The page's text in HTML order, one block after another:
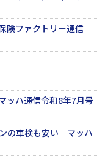
険ファクトリー通信
ッハ通信令和8年7月号
の車検も安い｜マッハ